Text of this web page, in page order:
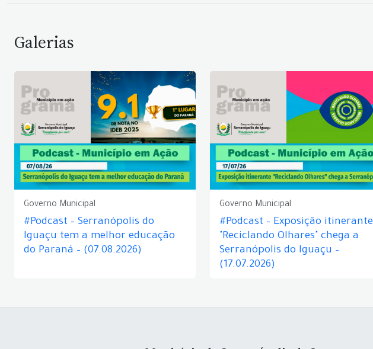
Galerias
Governo Municipal
#Podcast – Serranópolis do
Iguaçu tem a melhor educação
do Paraná – (07.08.2026)
Governo Municipal
#Podcast – Exposição itinerante
"Reciclando Olhares" chega a
Serranópolis do Iguaçu –
(17.07.2026)